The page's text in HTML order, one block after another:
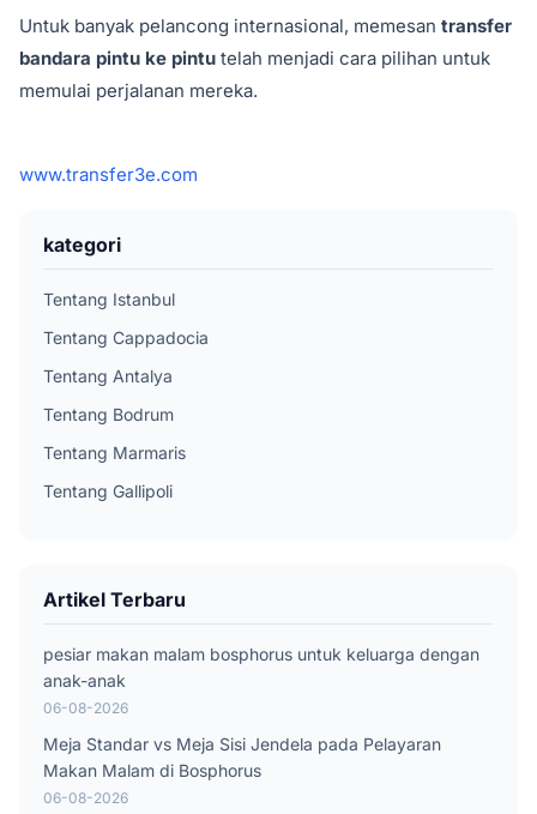
Untuk banyak pelancong internasional, memesan transfer
bandara pintu ke pintu telah menjadi cara pilihan untuk
memulai perjalanan mereka.
www.transfer3e.com
kategori
Tentang Istanbul
Tentang Cappadocia
Tentang Antalya
Tentang Bodrum
Tentang Marmaris
Tentang Gallipoli
Artikel Terbaru
pesiar makan malam bosphorus untuk keluarga dengan
anak-anak
06-08-2026
Meja Standar vs Meja Sisi Jendela pada Pelayaran
Makan Malam di Bosphorus
06-08-2026